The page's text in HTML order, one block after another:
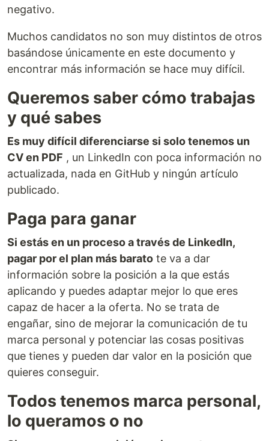
negativo.
Muchos candidatos no son muy distintos de otros
basándose únicamente en este documento y
encontrar más información se hace muy difícil.
Queremos saber cómo trabajas
y qué sabes
Es muy difícil diferenciarse si solo tenemos un
CV en PDF , un LinkedIn con poca información no
actualizada, nada en GitHub y ningún artículo
publicado.
Paga para ganar
Si estás en un proceso a través de LinkedIn,
pagar por el plan más barato te va a dar
información sobre la posición a la que estás
aplicando y puedes adaptar mejor lo que eres
capaz de hacer a la oferta. No se trata de
engañar, sino de mejorar la comunicación de tu
marca personal y potenciar las cosas positivas
que tienes y pueden dar valor en la posición que
quieres conseguir.
Todos tenemos marca personal,
lo queramos o no